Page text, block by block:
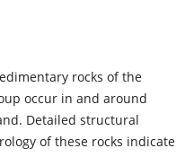
rocks of the
occur in and around
Detailed structural
of these rocks indicate